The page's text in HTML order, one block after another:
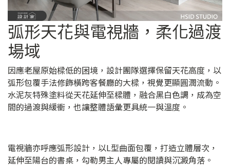
弧形天花與電視牆，柔化過渡
場域
因應老屋原始樑低的困境，設計團隊選擇保留天花高度，以
弧形包覆手法修飾橫跨客餐廳的大樑，視覺更顯圓潤流動。
水泥灰特殊塗料從天花延伸至樑體，融合黑白色調，成為空
間的過渡與緩衝，也讓整體語彙更具統一與溫度。
電視牆亦呼應弧形設計，以L型曲面包覆，打造立體層次，
延伸至陽台的書桌，勾勒男主人專屬的閱讀與沉澱角落。